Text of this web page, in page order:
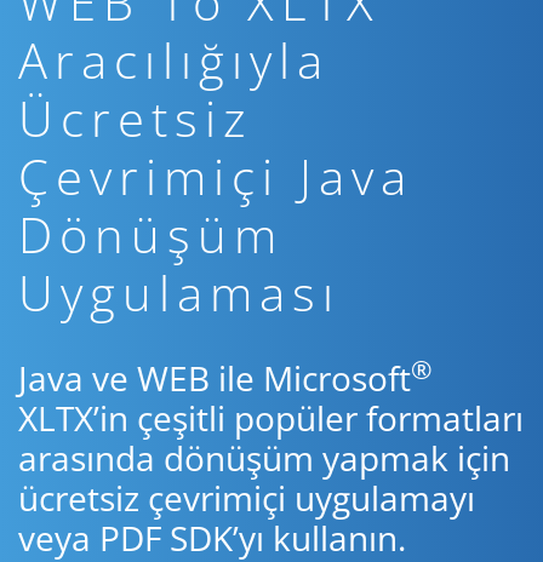
Aracılığıyla
Ücretsiz
Çevrimiçi Java
Dönüşüm
Uygulaması
Java ve WEB ile Microsoft®
XLTX’in çeşitli popüler formatları
arasında dönüşüm yapmak için
ücretsiz çevrimiçi uygulamayı
veya PDF SDK’yı kullanın.